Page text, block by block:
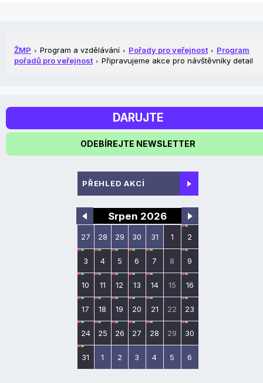
ŽMP Program a vzdělávání Pořady pro veřejnost
Program
pořadů pro veřejnost
Připravujeme akce pro návštěvníky detail
DARUJTE
ODEBÍREJTE NEWSLETTER
PŘEHLED AKCÍ
Srpen 2026
27 28 29 30 31 1 2
3 4 5 6 7 8 9
10 11 12 13 14 15 16
17 18 19 20 21 22 23
24 25 26 27 28 29 30
31 1 2 3 4 5 6